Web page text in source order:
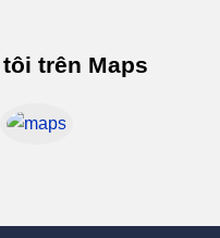
trên Maps